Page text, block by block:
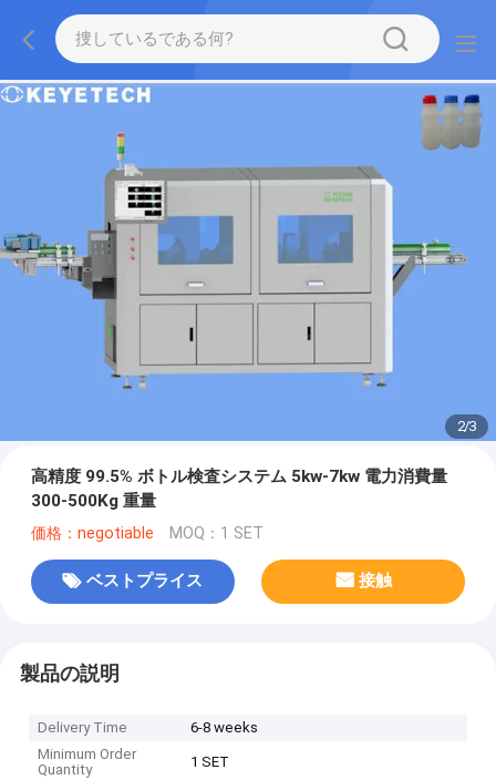
2/3
高精度 99.5% ボトル検査システム 5kw-7kw 電力消費量
300-500Kg 重量
価格：negotiable MOQ：1 SET
ベストプライス 接触
製品の説明
Delivery Time
6-8 weeks
Minimum Order
Quantity
1 SET